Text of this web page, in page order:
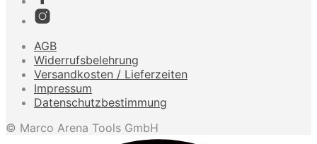
AGB
Widerrufsbelehrung
Versandkosten / Lieferzeiten
Impressum
Datenschutzbestimmung
© Marco Arena Tools GmbH